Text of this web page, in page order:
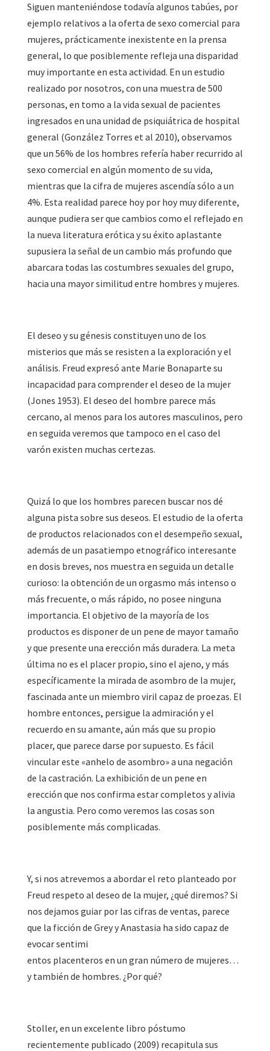
Siguen manteniéndose todavía algunos tabúes, por
ejemplo relativos a la oferta de sexo comercial para
mujeres, prácticamente inexistente en la prensa
general, lo que posiblemente refleja una disparidad
muy importante en esta actividad. En un estudio
realizado por nosotros, con una muestra de 500
personas, en tomo a la vida sexual de pacientes
ingresados en una unidad de psiquiátrica de hospital
general (González Torres et al 2010), observamos
que un 56% de los hombres refería haber recurrido al
sexo comercial en algún momento de su vida,
mientras que la cifra de mujeres ascendía sólo a un
4%. Esta realidad parece hoy por hoy muy diferente,
aunque pudiera ser que cambios como el reflejado en
la nueva literatura erótica y su éxito aplastante
supusiera la señal de un cambio más profundo que
abarcara todas las costumbres sexuales del grupo,
hacia una mayor similitud entre hombres y mujeres.
El deseo y su génesis constituyen uno de los
misterios que más se resisten a la exploración y el
análisis. Freud expresó ante Marie Bonaparte su
incapacidad para comprender el deseo de la mujer
(Jones 1953). El deseo del hombre parece más
cercano, al menos para los autores masculinos, pero
en seguida veremos que tampoco en el caso del
varón existen muchas certezas.
Quizá lo que los hombres parecen buscar nos dé
alguna pista sobre sus deseos. El estudio de la oferta
de productos relacionados con el desempeño sexual,
además de un pasatiempo etnográfico interesante
en dosis breves, nos muestra en seguida un detalle
curioso: la obtención de un orgasmo más intenso o
más frecuente, o más rápido, no posee ninguna
importancia. El objetivo de la mayoría de los
productos es disponer de un pene de mayor tamaño
y que presente una erección más duradera. La meta
última no es el placer propio, sino el ajeno, y más
específicamente la mirada de asombro de la mujer,
fascinada ante un miembro viril capaz de proezas. El
hombre entonces, persigue la admiración y el
recuerdo en su amante, aún más que su propio
placer, que parece darse por supuesto. Es fácil
vincular este «anhelo de asombro» a una negación
de la castración. La exhibición de un pene en
erección que nos confirma estar completos y alivia
la angustia. Pero como veremos las cosas son
posiblemente más complicadas.
Y, si nos atrevemos a abordar el reto planteado por
Freud respeto al deseo de la mujer, ¿qué diremos? Si
nos dejamos guiar por las cifras de ventas, parece
que la ficción de Grey y Anastasia ha sido capaz de
evocar sentimi
entos placenteros en un gran número de mujeres…
y también de hombres. ¿Por qué?
Stoller, en un excelente libro póstumo
recientemente publicado (2009) recapitula sus